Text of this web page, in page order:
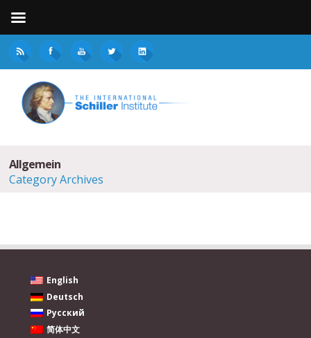
Allgemein
Category Archives
English
Deutsch
Русский
简体中文